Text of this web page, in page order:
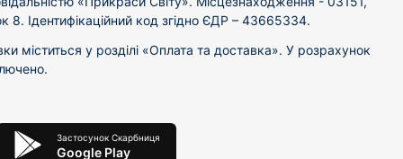
8. Ідентифікаційний код згідно ЄДР – 43665334.
міститься у розділі «Оплата та доставка». У розрахунок
Застосунок Скарбниця
Google Play